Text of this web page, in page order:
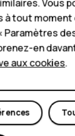
à tout moment
en
aux cookies.